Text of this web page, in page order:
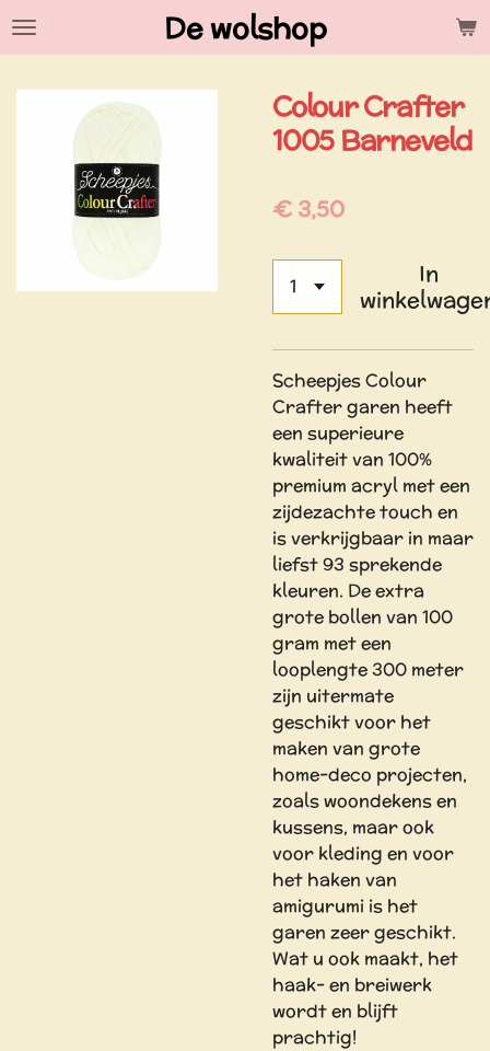
Ga
hoofdinhoud
De wolshop
Colour Crafter
1005 Barneveld
€ 3,50
In
Scheepjes Colour
Crafter garen heeft
een superieure
kwaliteit van 100%
premium acryl met een
zijdezachte touch en
is verkrijgbaar in maar
liefst 93 sprekende
kleuren. De extra
grote bollen van 100
gram met een
looplengte 300 meter
zijn uitermate
geschikt voor het
maken van grote
home-deco projecten,
zoals woondekens en
kussens, maar ook
voor kleding en voor
het haken van
amigurumi is het
garen zeer geschikt.
Wat u ook maakt, het
haak- en breiwerk
wordt en blijft
prachtig!